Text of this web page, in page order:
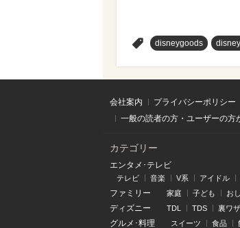
disneygoods
会社案内 プライバシーポリシー
一般の読者の方・ユーザーの方
カテゴリー
エンタメ･テレビ
テレビ 音楽 V系 アイドル
ファミリー 家庭 子ども お
ディズニー TDL TDS 裏ワ
グルメ･料理 スイーツ 食品